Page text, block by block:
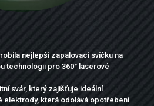
nejlepší zapalovací svíčku na
technologii pro 360° laserové
svár, který zajišťuje ideální
elektrody, která odolává opotřebení